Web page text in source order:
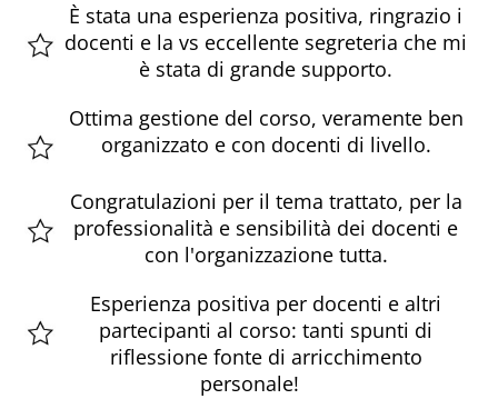
È stata una esperienza positiva, ringrazio i
docenti e la vs eccellente segreteria che mi
è stata di grande supporto.
Ottima gestione del corso, veramente ben
organizzato e con docenti di livello.
Congratulazioni per il tema trattato, per la
professionalità e sensibilità dei docenti e
con l'organizzazione tutta.
Esperienza positiva per docenti e altri
partecipanti al corso: tanti spunti di
riflessione fonte di arricchimento
personale!